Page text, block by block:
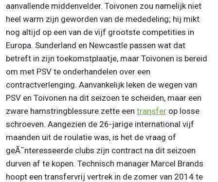
aanvallende middenvelder. Toivonen zou namelijk niet
heel warm zijn geworden van de mededeling; hij mikt
nog altijd op een van de vijf grootste competities in
Europa. Sunderland en Newcastle passen wat dat
betreft in zijn toekomstplaatje, maar Toivonen is bereid
om met PSV te onderhandelen over een
contractverlenging. Aanvankelijk leken de wegen van
PSV en Toivonen na dit seizoen te scheiden, maar een
zware hamstringblessure zette een transfer op losse
schroeven. Aangezien de 26-jarige international vijf
maanden uit de roulatie was, is het de vraag of
geÃ¯nteresseerde clubs zijn contract na dit seizoen
durven af te kopen. Technisch manager Marcel Brands
hoopt een transfervrij vertrek in de zomer van 2014 te